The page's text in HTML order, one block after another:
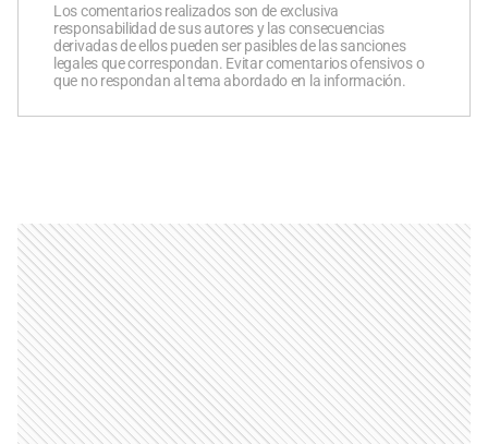
Los comentarios realizados son de exclusiva
responsabilidad de sus autores y las consecuencias
derivadas de ellos pueden ser pasibles de las sanciones
legales que correspondan. Evitar comentarios ofensivos o
que no respondan al tema abordado en la información.